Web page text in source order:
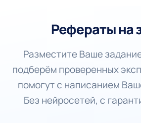
Рефераты на
Разместите Ваше
подберём проверенных
помогут с написанием
Без нейросетей, с